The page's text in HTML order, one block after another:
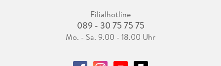
Filialhotline
089 - 30 75 75 75
Mo. - Sa. 9.00 - 18.00 Uhr